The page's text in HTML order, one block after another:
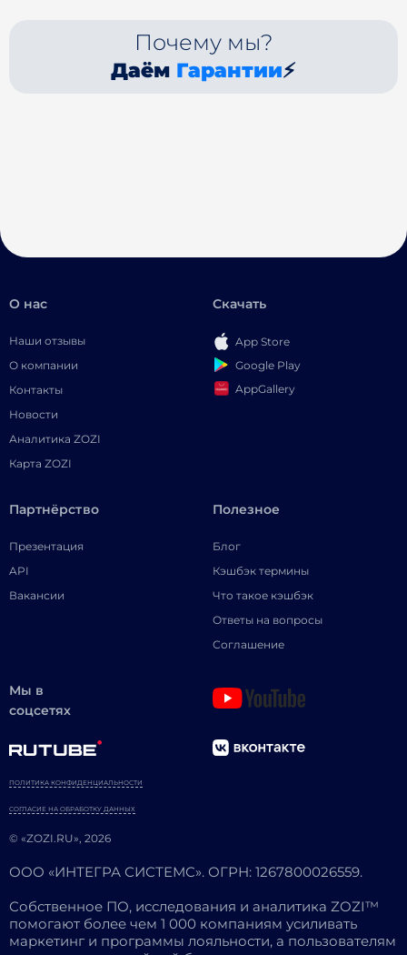
Почему мы?
Даём Гарантии⚡
О нас
Наши отзывы
О компании
Контакты
Новости
Аналитика ZOZI
Карта ZOZI
Скачать
App Store
Google Play
AppGallery
Партнёрство
Презентация
API
Вакансии
Полезное
Блог
Кэшбэк термины
Что такое кэшбэк
Ответы на вопросы
Соглашение
Мы в
соцсетях
© «ZOZI.RU», 2026
ПОЛИТИКА КОНФИДЕНЦИАЛЬНОСТИ
СОГЛАСИЕ НА ОБРАБОТКУ ДАННЫХ
ООО «ИНТЕГРА СИСТЕМС». ОГРН: 1267800026559.
Собственное ПО, исследования и аналитика ZOZI™
помогают более чем 1 000 компаниям усиливать
маркетинг и программы лояльности, а пользователям